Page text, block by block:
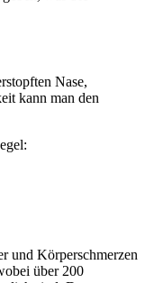
Nase,
kann man den
und Körperschmerzen
über 200